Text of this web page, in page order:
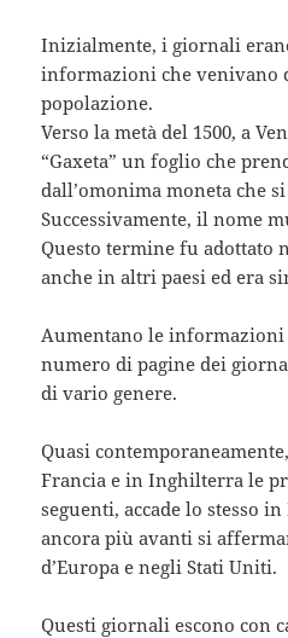
Inizialmente, i giornali
informazioni che venivano
popolazione.
Verso la metà del 1500, a
“Gaxeta” un foglio che
dall’omonima moneta che
Successivamente, il nome
Questo termine fu adottato
anche in altri paesi ed era
Aumentano le informazioni
numero di pagine dei
di vario genere.
Quasi
Francia e in Inghilterra le
seguenti, accade lo stesso
ancora più avanti si
d’Europa e negli Stati Uniti.
Questi giornali escono con